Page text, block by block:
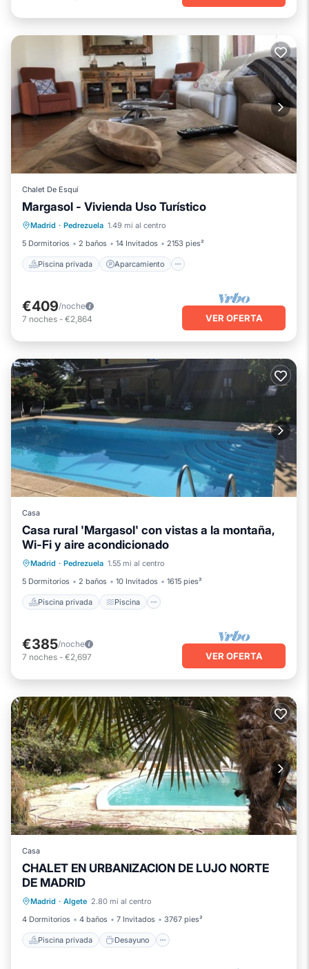
Chalet De Esquí
Margasol - Vivienda Uso Turístico
Madrid · Pedrezuela 1.49 mi al centro
5 Dormitorios
2 baños 14 Invitados 2153 pies²
Piscina privada Aparcamiento
Piscina privada
Aparcamiento
Piscina
Balcón/Terraza
€409/noche
7 noches - €2,864 VER OFERTA
Casa
Casa rural 'Margasol' con vistas a la montaña,
Wi-Fi y aire acondicionado
Madrid · Pedrezuela 1.55 mi al centro
5 Dormitorios
2 baños 10 Invitados 1615 pies²
Piscina privada Piscina
Piscina privada
Piscina
Balcón/Terraza
Cocina
€385/noche
7 noches - €2,697 VER OFERTA
Casa
CHALET EN URBANIZACION DE LUJO NORTE
DE MADRID
Madrid · Algete 2.80 mi al centro
4 Dormitorios
4 baños 7 Invitados 3767 pies²
Piscina privada Desayuno
Piscina privada
Aparcamiento
Piscina